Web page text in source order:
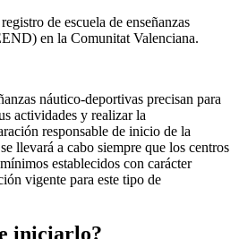
de escuela de enseñanzas
en la Comunitat Valenciana.
náutico-deportivas precisan para
actividades y realizar la
responsable de inicio de la
llevará a cabo siempre que los centros
establecidos con carácter
vigente para este tipo de
iniciarlo?